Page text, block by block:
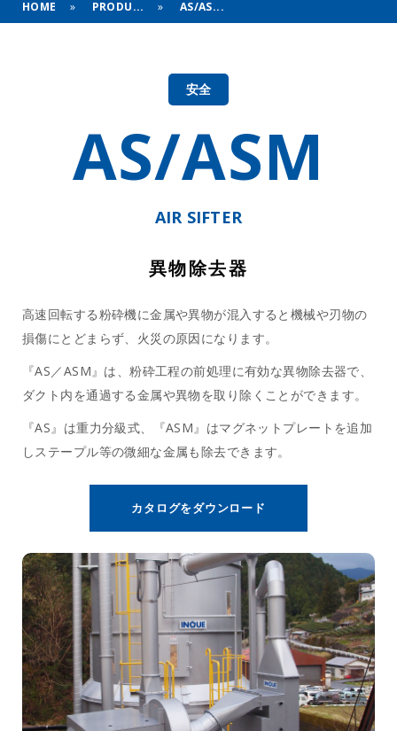
HOME » PRODU... » AS/AS...
安全
AS/ASM
AIR SIFTER
異物除去器
高速回転する粉砕機に金属や異物が混入すると機械や刃物の
損傷にとどまらず、火災の原因になります。
『AS／ASM』は、粉砕工程の前処理に有効な異物除去器で、
ダクト内を通過する金属や異物を取り除くことができます。
『AS』は重力分級式、『ASM』はマグネットプレートを追加
しステープル等の微細な金属も除去できます。
カタログをダウンロード